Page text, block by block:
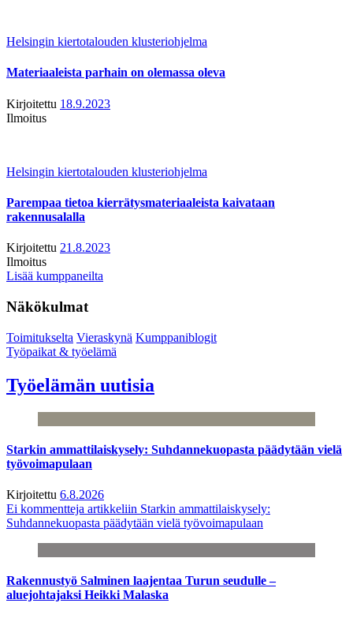
Helsingin kiertotalouden klusteriohjelma
Materiaaleista parhain on olemassa oleva
Kirjoitettu 18.9.2023
Ilmoitus
Helsingin kiertotalouden klusteriohjelma
Parempaa tietoa kierrätysmateriaaleista kaivataan
rakennusalalla
Kirjoitettu 21.8.2023
Ilmoitus
Lisää kumppaneilta
Näkökulmat
Toimitukselta Vieraskynä Kumppaniblogit
Työpaikat & työelämä
Työelämän uutisia
Starkin ammattilaiskysely: Suhdannekuopasta päädytään vielä
työvoimapulaan
Kirjoitettu 6.8.2026
Ei kommentteja artikkeliin Starkin ammattilaiskysely:
Suhdannekuopasta päädytään vielä työvoimapulaan
Rakennustyö Salminen laajentaa Turun seudulle –
aluejohtajaksi Heikki Malaska